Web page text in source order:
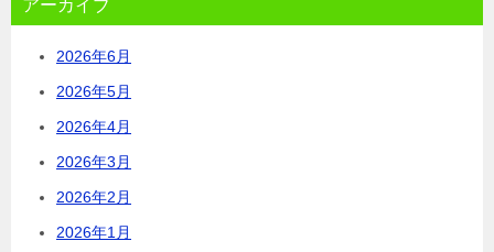
アーカイブ
2026年6月
2026年5月
2026年4月
2026年3月
2026年2月
2026年1月